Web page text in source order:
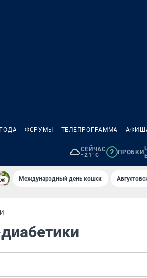
ФОРУМЫ ТЕЛЕПРОГРАММА
СЕЙЧАС
+21°C
2 ПРОБКИ
Международный день кошек